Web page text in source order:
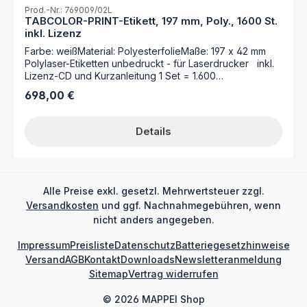
Prod.-Nr.: 769009/02L
TABCOLOR-PRINT-Etikett, 197 mm, Poly., 1600 St.
inkl. Lizenz
Farbe: weißMaterial: PolyesterfolieMaße: 197 x 42 mm
Polylaser-Etiketten unbedruckt - für Laserdrucker inkl.
Lizenz-CD und Kurzanleitung 1 Set = 1.600
Regulärer Preis:
698,00 €
Details
Alle Preise exkl. gesetzl. Mehrwertsteuer zzgl.
Versandkosten und ggf. Nachnahmegebühren, wenn
nicht anders angegeben.
© 2026 MAPPEI Shop
ImpressumPreislisteDatenschutzBatteriegesetzhinweise
VersandAGBKontaktDownloadsNewsletteranmeldung
SitemapVertrag widerrufen